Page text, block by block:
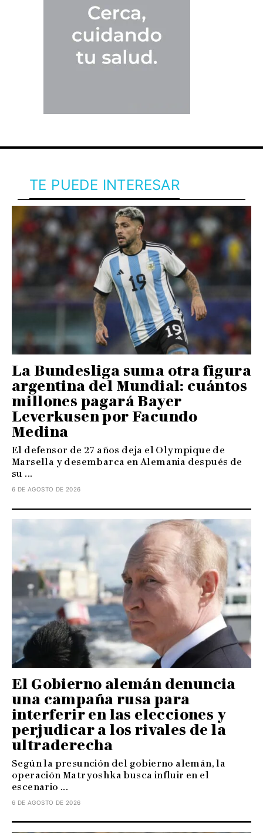
TE PUEDE INTERESAR
La Bundesliga suma otra figura
argentina del Mundial: cuántos
millones pagará Bayer
Leverkusen por Facundo
Medina
El defensor de 27 años deja el Olympique de
Marsella y desembarca en Alemania después de
su ...
6 DE AGOSTO DE 2026
El Gobierno alemán denuncia
una campaña rusa para
interferir en las elecciones y
perjudicar a los rivales de la
ultraderecha
Según la presunción del gobierno alemán, la
operación Matryoshka busca influir en el
escenario ...
6 DE AGOSTO DE 2026